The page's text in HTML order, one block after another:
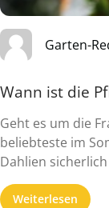
Garten-
Wann ist die
Geht es um die
beliebteste im
Dahlien sicherlich
Weiterlesen